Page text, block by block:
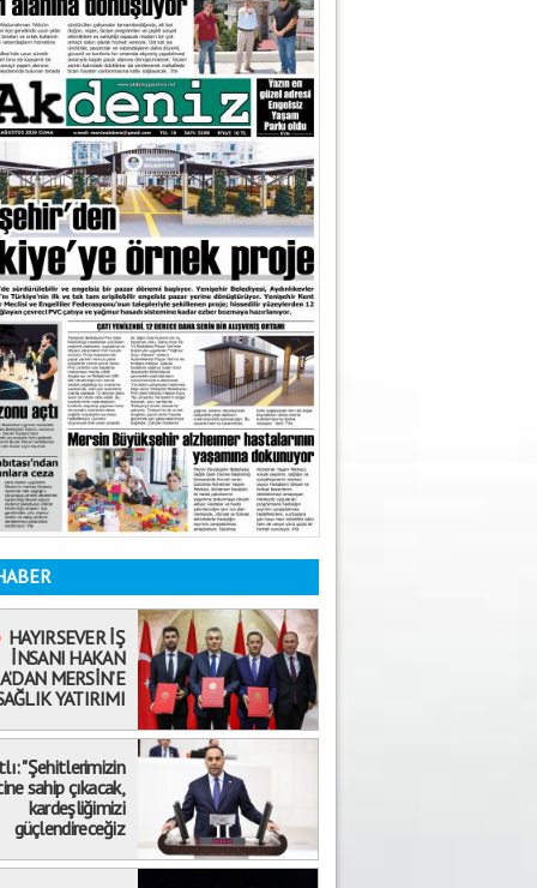
HAYIRSEVER İŞ
İNSANI HAKAN
MERSİN’E
YATIRIMI
"Şehitlerimizin
sahip çıkacak,
kardeşliğimizi
güçlendireceğiz
Mehmet Selvi
19.08.2020
ÖKÜZ ÖLDÜ ORTAKLIK BOZULDU!